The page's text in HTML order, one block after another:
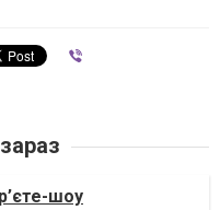
зараз
шоу